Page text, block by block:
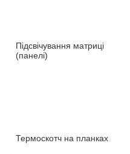
Підсвічування матриці
(панелі)
Термоскотч на планках